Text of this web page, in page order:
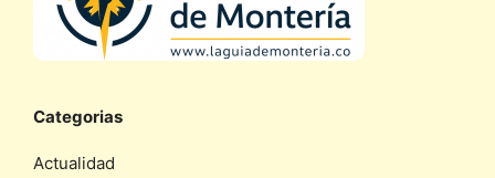
Categorias
Actualidad